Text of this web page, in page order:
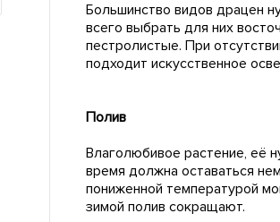
Большинство видов драцен
всего выбрать для них
пестролистые. При
подходит искусственное
Полив
Влаголюбивое растение, её
время должна оставаться
пониженной температурой
зимой полив сокращают.